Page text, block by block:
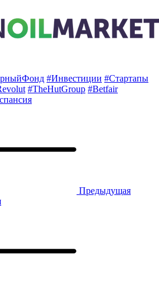
#Инвестиции #Стартапы
#TheHutGroup #Betfair
Предыдущая